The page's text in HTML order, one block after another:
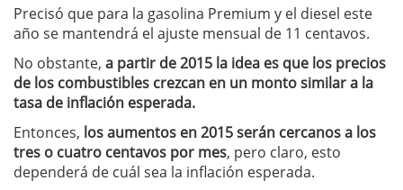
Precisó que para la gasolina Premium y el diesel este
año se mantendrá el ajuste mensual de 11 centavos.
No obstante, a partir de 2015 la idea es que los precios
de los combustibles crezcan en un monto similar a la
tasa de inflación esperada.
Entonces, los aumentos en 2015 serán cercanos a los
tres o cuatro centavos por mes, pero claro, esto
dependerá de cuál sea la inflación esperada.